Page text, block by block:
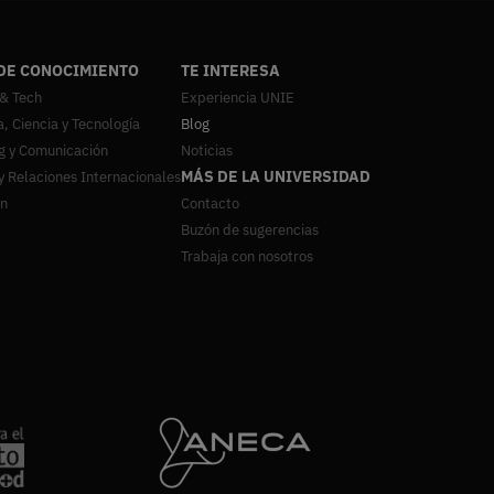
CONOCIMIENTO
Tech
Ciencia y Tecnología
y Comunicación
Relaciones Internacionales
TE INTERESA
Experiencia UNIE
Blog
Noticias
MÁS DE LA UNIVERSIDAD
Contacto
Buzón de sugerencias
Trabaja con nosotros